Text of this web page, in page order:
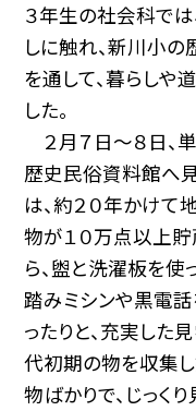
３年生の社会科で
しに触れ、新川小
を通して、暮らしや
した。
２月７日〜８日、
歴史民俗資料館へ
は、約２０年かけ
物が１０万点以上貯
ら、盥と洗濯板を使
踏みミシンや黒電
ったりと、充実した
代初期の物を収集
物ばかりで、じっく